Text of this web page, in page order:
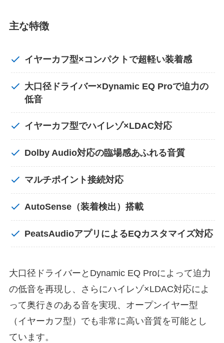
主な特徴
イヤーカフ型×コンパクトで超軽い装着感
大口径ドライバー×Dynamic EQ Proで迫力の
低音
イヤーカフ型でハイレゾ×LDAC対応
Dolby Audio対応の臨場感あふれる音質
マルチポイント接続対応
AutoSense（装着検出）搭載
PeatsAudioアプリによるEQカスタマイズ対応
大口径ドライバーとDynamic EQ Proによって迫力
の低音を再現し、さらにハイレゾ×LDAC対応によ
って奥行きのある音を実現、オープンイヤー型
（イヤーカフ型）でも非常に高い音質を可能とし
ています。